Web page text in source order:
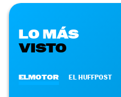
LO MÁS
VISTO
ELMOTOR EL HUFFPOST